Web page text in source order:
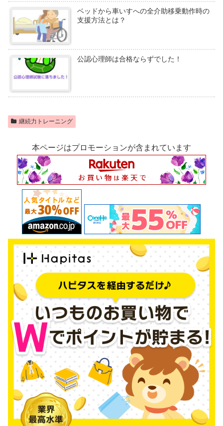
ベッドから車いすへの全介助移乗動作時の
支援方法とは？
公認心理師は合格ならずでした！
継続力トレーニング
本ページはプロモーションが含まれています